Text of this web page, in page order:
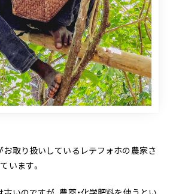
取り扱いしているレテフォホの農家さ
います。